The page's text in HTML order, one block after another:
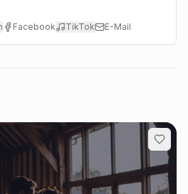
Facebook TikTok E-Mail